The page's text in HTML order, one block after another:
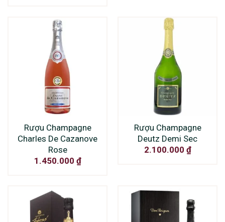
Rượu Champagne
Charles De Cazanove
Rose
1.450.000 ₫
Rượu Champagne
Deutz Demi Sec
2.100.000 ₫